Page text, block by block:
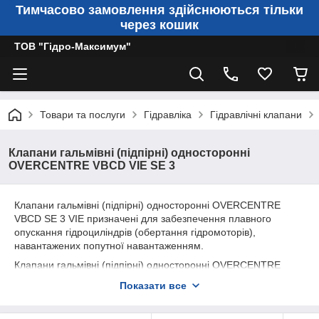
Тимчасово замовлення здійснюються тільки
через кошик
ТОВ "Гідро-Максимум"
Товари та послуги Гідравліка Гідравлічні клапани
Клапани гальмівні (підпірні) односторонні
OVERCENTRE VBCD VIE SE 3
Клапани гальмівні (підпірні) односторонні OVERCENTRE
VBCD SE 3 VIE призначені для забезпечення плавного
опускання гідроциліндрів (обертання гідромоторів),
навантажених попутної навантаженням.
Клапани гальмівні (підпірні) односторонні OVERCENTRE
Показати все